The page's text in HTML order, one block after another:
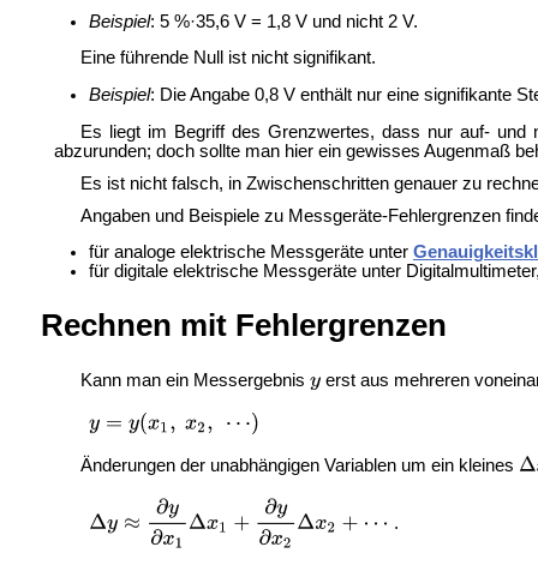
Beispiel: 5 %·35,6 V = 1,8 V und nicht 2 V.
Eine führende Null ist nicht signifikant.
Beispiel: Die Angabe 0,8 V enthält nur eine signifikante
Es liegt im Begriff des Grenzwertes, dass nur auf-
abzurunden; doch sollte man hier ein gewisses Augenmaß
Es ist nicht falsch, in Zwischenschritten genauer zu
Angaben und Beispiele zu Messgeräte-Fehlergrenzen
für analoge elektrische Messgeräte unter
für digitale elektrische Messgeräte unter
Rechnen mit Fehlergrenzen
Kann man ein Messergebnis erst aus mehreren
Änderungen der unabhängigen Variablen um ein kleines
.